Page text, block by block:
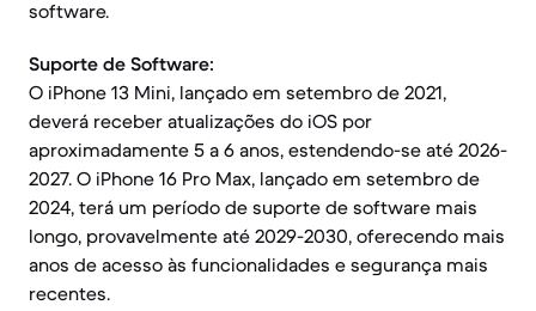
software.
Suporte de Software:
O iPhone 13 Mini, lançado em setembro de 2021,
deverá receber atualizações do iOS por
aproximadamente 5 a 6 anos, estendendo-se até 2026-
2027. O iPhone 16 Pro Max, lançado em setembro de
2024, terá um período de suporte de software mais
longo, provavelmente até 2029-2030, oferecendo mais
anos de acesso às funcionalidades e segurança mais
recentes.